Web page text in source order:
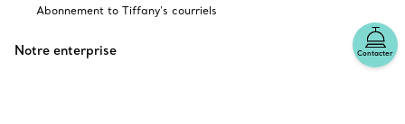
Contacter
Abonnement to Tiffany's courriels
Notre enterprise